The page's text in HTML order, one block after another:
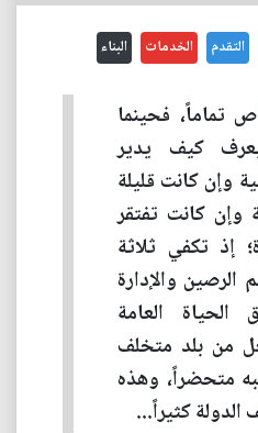
التقدم الخدمات البناء
تماماً، فحينما
كيف يدير
وإن كانت قليلة
وإن كانت تفتقر
إذ تكفي ثلاثة
الرصين والإدارة
الحياة العامة
من بلد متخلف
متحضراً، وهذه
الدولة كثيراً...